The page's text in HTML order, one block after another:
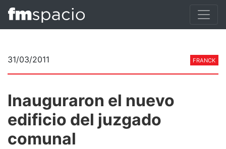
31/03/2011 FRANCK
Inauguraron el nuevo
edificio del juzgado
comunal